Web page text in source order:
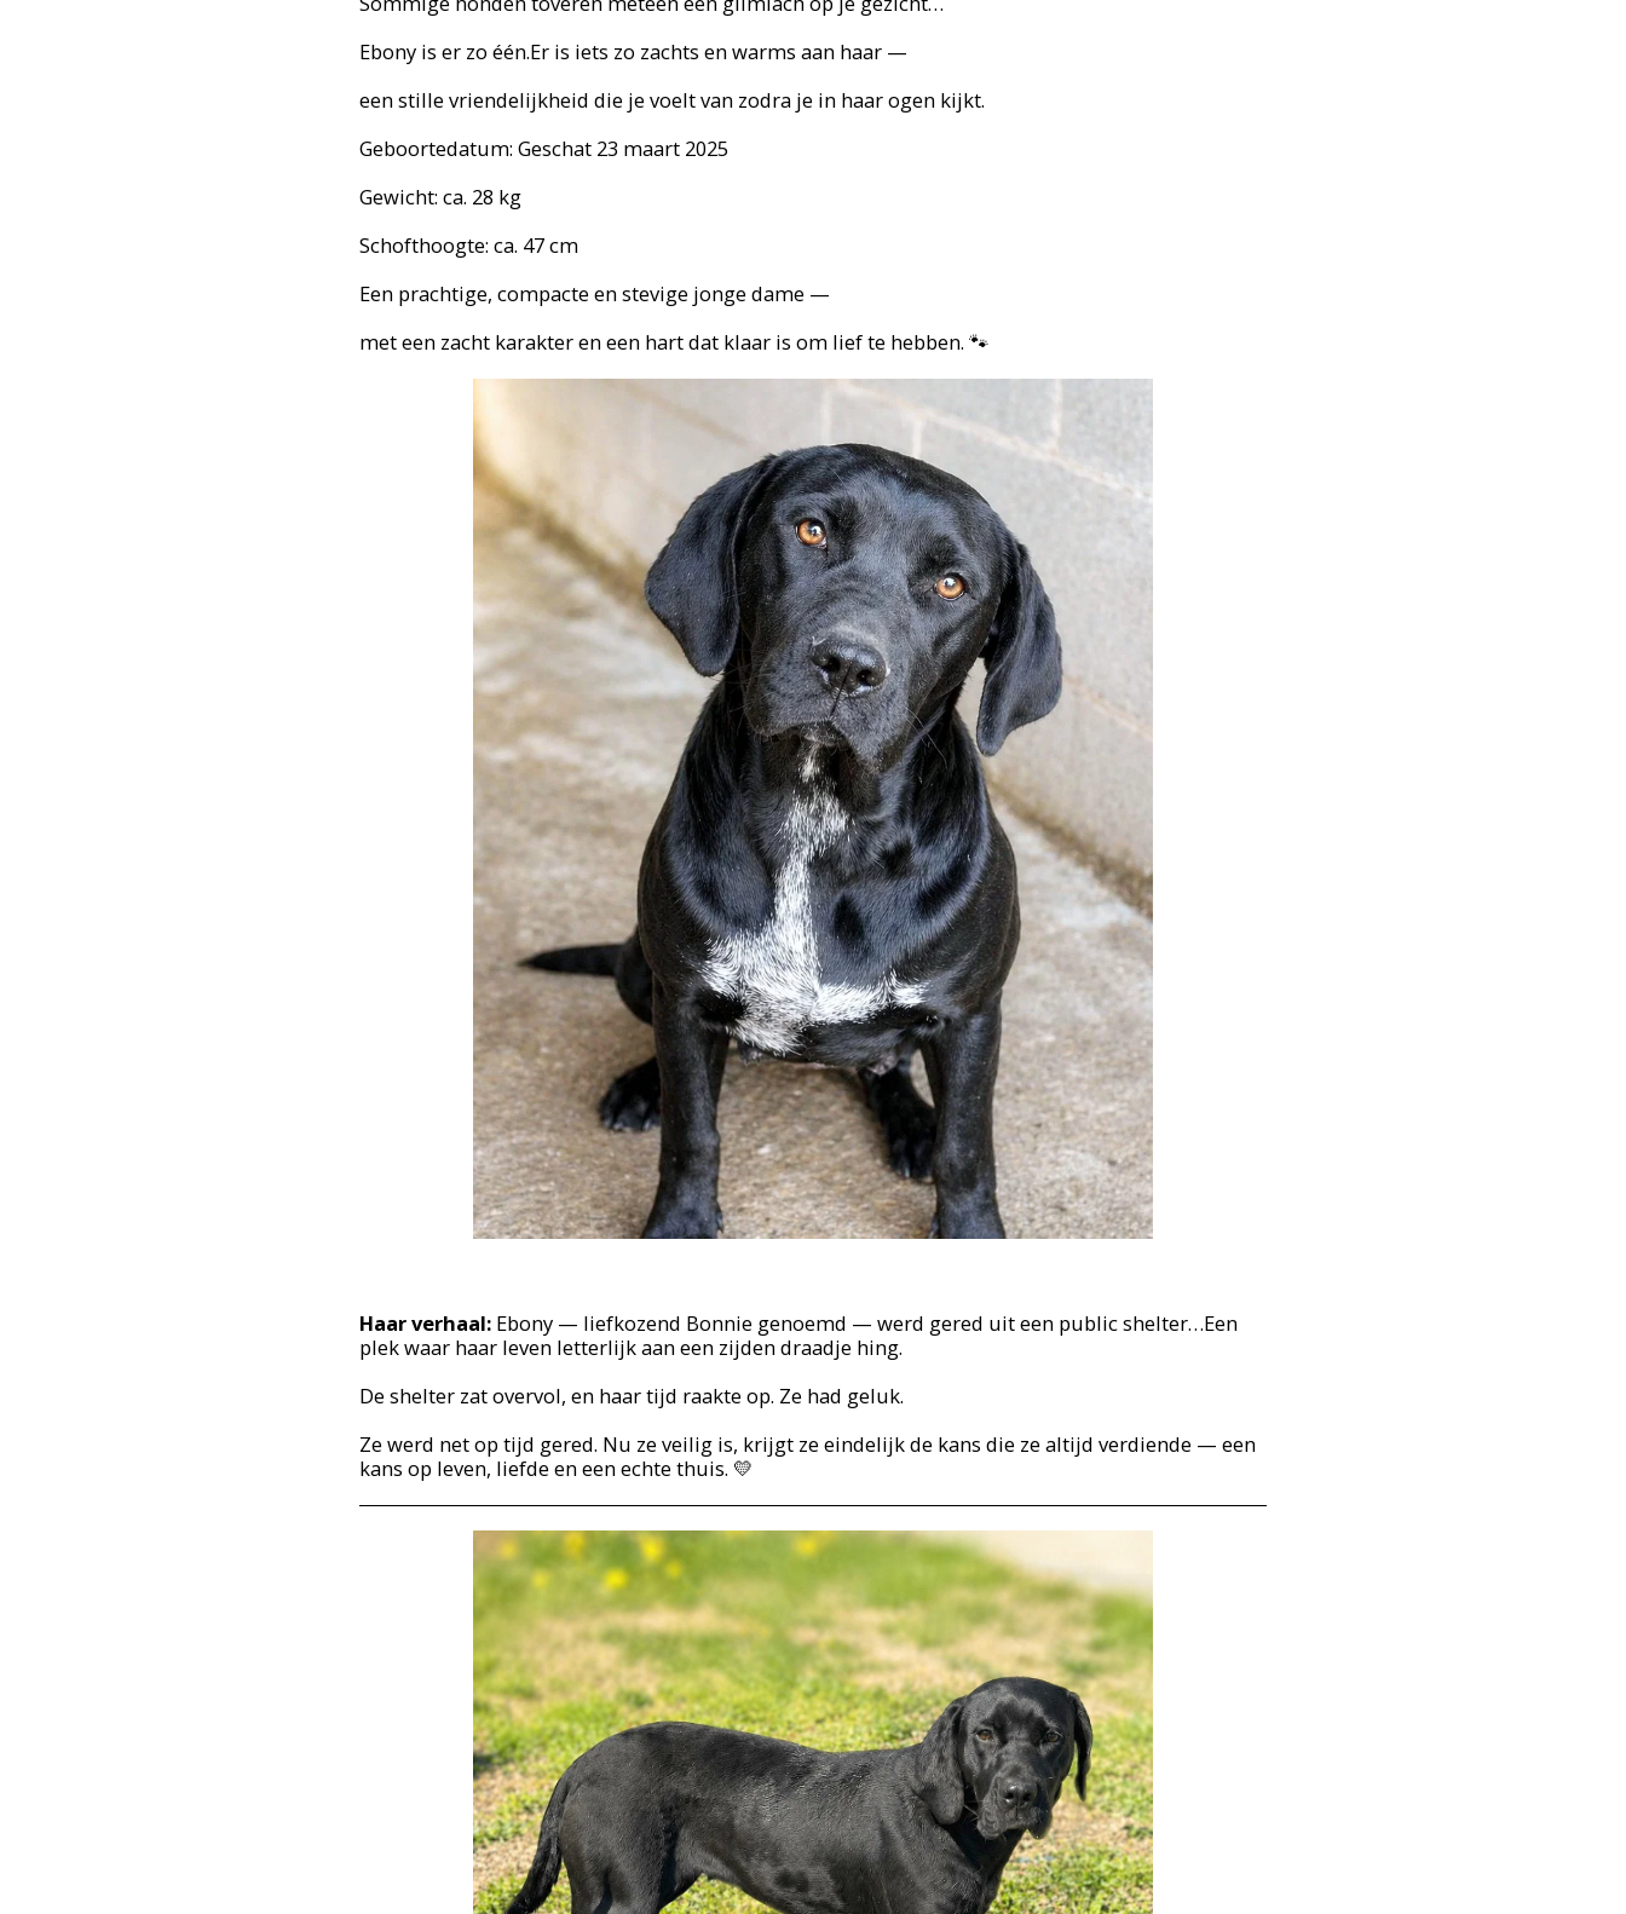
Ebony is er zo één.Er is iets zo zachts en warms aan haar —
een stille vriendelijkheid die je voelt van zodra je in haar ogen kijkt.
Geboortedatum: Geschat 23 maart 2025
Gewicht: ca. 28 kg
Schofthoogte: ca. 47 cm
Een prachtige, compacte en stevige jonge dame —
met een zacht karakter en een hart dat klaar is om lief te hebben. 🐾
Haar verhaal: Ebony — liefkozend Bonnie genoemd — werd gered uit een public shelter…Een
plek waar haar leven letterlijk aan een zijden draadje hing.
De shelter zat overvol, en haar tijd raakte op. Ze had geluk.
Ze werd net op tijd gered. Nu ze veilig is, krijgt ze eindelijk de kans die ze altijd verdiende — een
kans op leven, liefde en een echte thuis. 💛